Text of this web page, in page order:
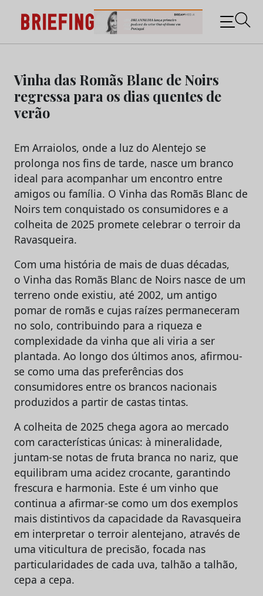
content
Briefing: Todas as notícias sobre os negócios do
Marketing e da Publicidade
Vinha das Romãs Blanc de Noirs
regressa para os dias quentes de
verão
Em Arraiolos, onde a luz do Alentejo se
prolonga nos fins de tarde, nasce um branco
ideal para acompanhar um encontro entre
amigos ou família. O Vinha das Romãs Blanc de
Noirs tem conquistado os consumidores e a
colheita de 2025 promete celebrar o terroir da
Ravasqueira.
Com uma história de mais de duas décadas,
o Vinha das Romãs Blanc de Noirs nasce de um
terreno onde existiu, até 2002, um antigo
pomar de romãs e cujas raízes permaneceram
no solo, contribuindo para a riqueza e
complexidade da vinha que ali viria a ser
plantada. Ao longo dos últimos anos, afirmou-
se como uma das preferências dos
consumidores entre os brancos nacionais
produzidos a partir de castas tintas.
A colheita de 2025 chega agora ao mercado
com características únicas: à mineralidade,
juntam-se notas de fruta branca no nariz, que
equilibram uma acidez crocante, garantindo
frescura e harmonia. Este é um vinho que
continua a afirmar-se como um dos exemplos
mais distintivos da capacidade da Ravasqueira
em interpretar o terroir alentejano, através de
uma viticultura de precisão, focada nas
particularidades de cada uva, talhão a talhão,
cepa a cepa.